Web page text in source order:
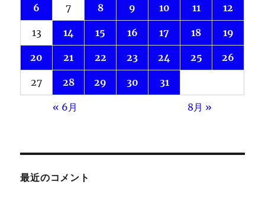
6 7 8 9 10 11 12
13 14 15 16 17 18 19
20 21 22 23 24 25 26
27 28 29 30 31
« 6月 8月 »
最近のコメント